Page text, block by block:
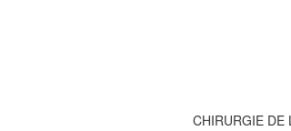
CHIRURGIE DE